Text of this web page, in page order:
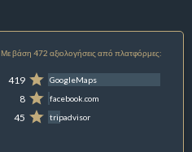
Με βάση 472 αξιολογήσεις από πλατφόρμες:
419 GoogleMaps
8 facebook.com
45 tripadvisor